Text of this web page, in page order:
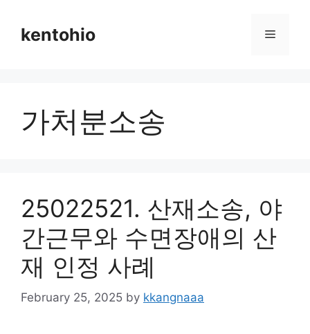
contentkentohio Menu
가처분소송
25022521. 산재소송, 야
간근무와 수면장애의 산
재 인정 사례
February 25, 2025 by kkangnaaa